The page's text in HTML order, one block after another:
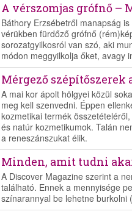
A vérszomjas grófnő –
Báthory Erzsébetről manapság
vérükben fürdőző grófnő
sorozatgyilkosról van szó, aki
módon meggyilkolja őket, avagy
Mérgező szépítőszerek
A mai kor ápolt hölgyei közül
meg kell szenvedni. Éppen
kozmetikai termék
és natúr kozmetikumok. Talán
a reneszánszukat élik.
Minden, amit tudni
A Discover Magazine szerint a
található. Ennek a mennyisége
színarannyal be lehetne burkolni